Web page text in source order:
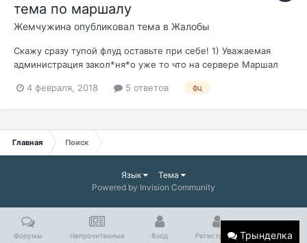
тема по маршалу
Жемчужина опубликовал тема в Жалобы
Скажу сразу тупой флуд оставьте при себе! 1) Уважаемая
администрация закол*ня*о уже то что на сервере Маршал
от него получает охеревший ДПС, ХЕР С Ним по лекам по
4 февраля, 2018 5 ответов фц
Главная Поиск
Трынделка
Язык
Тема
Powered by Invision Community
Форумы Непрочитанные Вход Регистрация Больше